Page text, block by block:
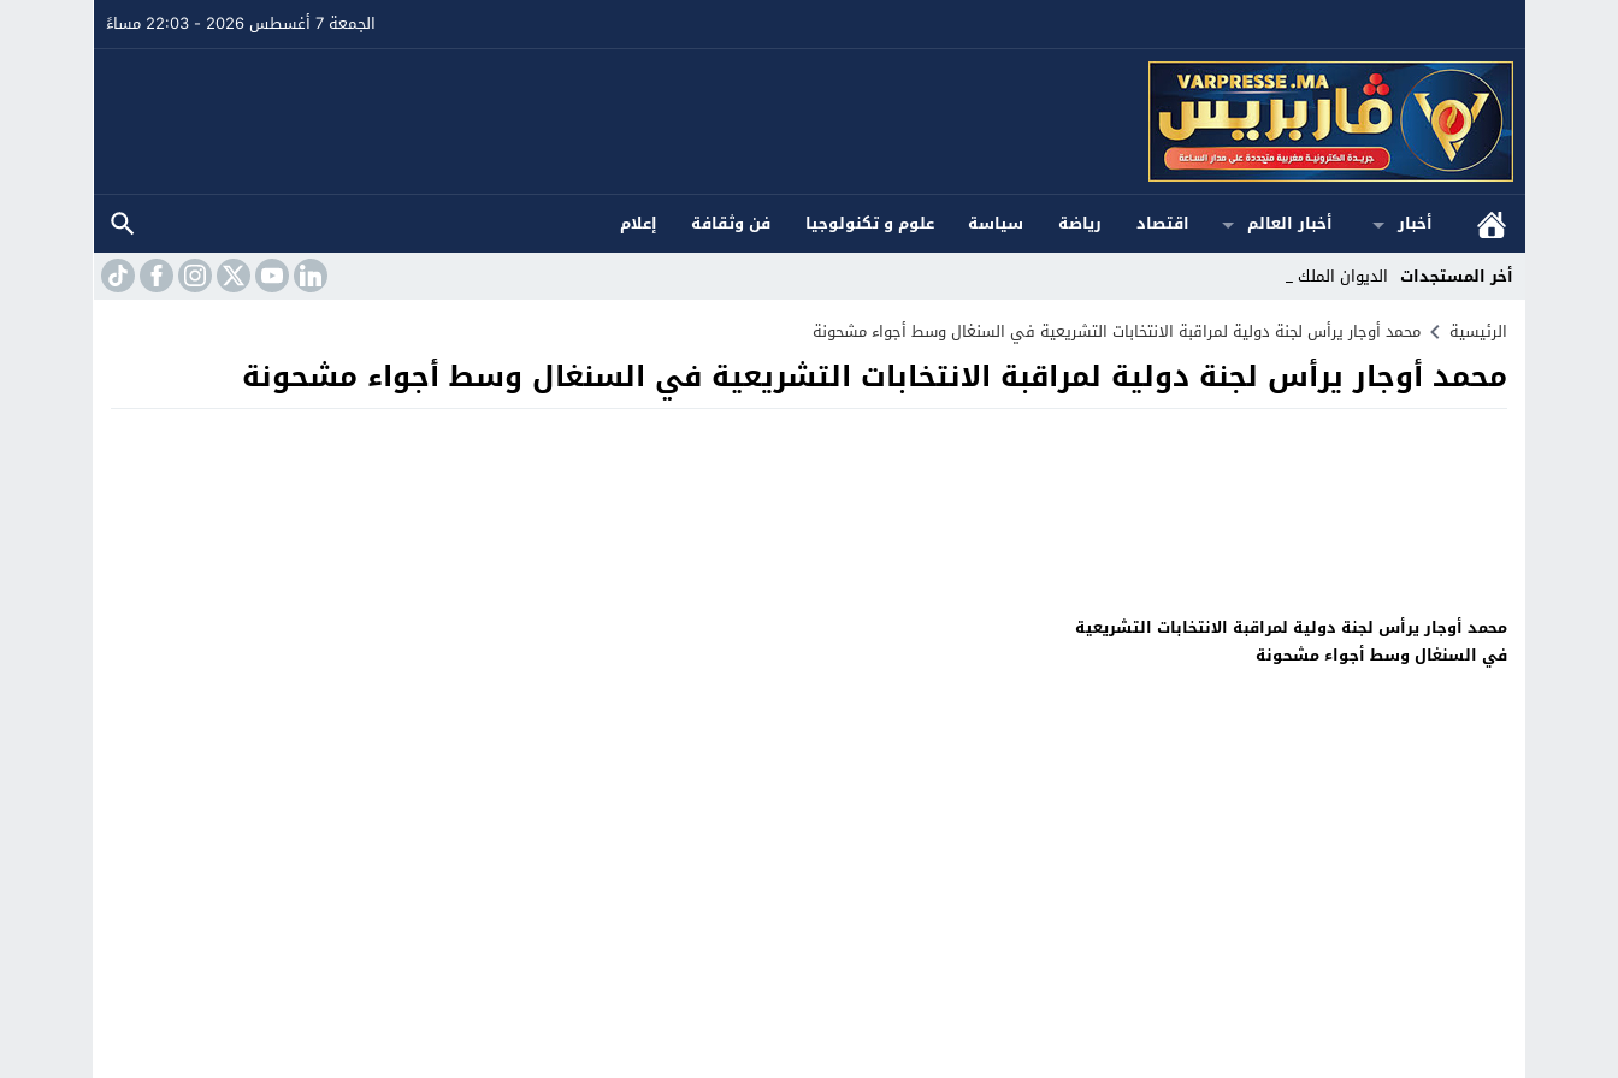
الجمعة 7 أغسطس 2026 - 22:03 مساءً
أخبار أخبار العالم اقتصاد رياضة سياسة علوم و تكنولوجيا فن وثقافة
إعلام
أخر المستجدات الديوان الملكي ا_
Stop
Previous
الرئيسية محمد أوجار يرأس لجنة دولية لمراقبة الانتخابات التشريعية في السنغال وسط أجواء مشحونة
محمد أوجار يرأس لجنة دولية لمراقبة الانتخابات التشريعية في السنغال وسط أجواء مشحونة
محمد أوجار يرأس لجنة دولية لمراقبة الانتخابات التشريعية
في السنغال وسط أجواء مشحونة